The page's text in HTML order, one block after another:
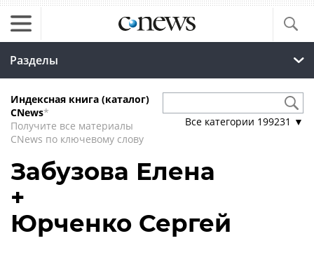
Разделы
Индексная книга (каталог)
CNews*
Получите все материалы
CNews по ключевому слову
Все категории 199231 ▼
Забузова Елена
+
Юрченко Сергей